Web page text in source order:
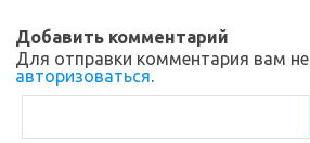
ik
i
ь
Добавить комментарий
Для отправки комментария вам
авторизоваться.